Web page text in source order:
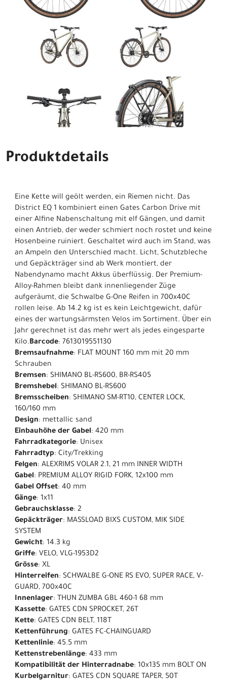
Produktdetails
Eine Kette will geölt werden, ein Riemen nicht. Das
District EQ 1 kombiniert einen Gates Carbon Drive mit
einer Alfine Nabenschaltung mit elf Gängen, und damit
einen Antrieb, der weder schmiert noch rostet und keine
Hosenbeine ruiniert. Geschaltet wird auch im Stand, was
an Ampeln den Unterschied macht. Licht, Schutzbleche
und Gepäckträger sind ab Werk montiert, der
Nabendynamo macht Akkus überflüssig. Der Premium-
Alloy-Rahmen bleibt dank innenliegender Züge
aufgeräumt, die Schwalbe G-One Reifen in 700x40C
rollen leise. Ab 14.2 kg ist es kein Leichtgewicht, dafür
eines der wartungsärmsten Velos im Sortiment. Über ein
Jahr gerechnet ist das mehr wert als jedes eingesparte
Kilo.Barcode: 7613019551130
Bremsaufnahme: FLAT MOUNT 160 mm mit 20 mm
Schrauben
Bremsen: SHIMANO BL-RS600, BR-RS405
Bremshebel: SHIMANO BL-RS600
Bremsscheiben: SHIMANO SM-RT10, CENTER LOCK,
160/160 mm
Design: mettallic sand
Einbauhöhe der Gabel: 420 mm
Fahrradkategorie: Unisex
Fahrradtyp: City/Trekking
Felgen: ALEXRIMS VOLAR 2.1, 21 mm INNER WIDTH
Gabel: PREMIUM ALLOY RIGID FORK, 12x100 mm
Gabel Offset: 40 mm
Gänge: 1x11
Gebrauchsklasse: 2
Gepäckträger: MASSLOAD BIXS CUSTOM, MIK SIDE
SYSTEM
Gewicht: 14.3 kg
Griffe: VELO, VLG-1953D2
Grösse: XL
Hinterreifen: SCHWALBE G-ONE RS EVO, SUPER RACE, V-
GUARD, 700x40C
Innenlager: THUN ZUMBA GBL 460-1 68 mm
Kassette: GATES CDN SPROCKET, 26T
Kette: GATES CDN BELT, 118T
Kettenführung: GATES FC-CHAINGUARD
Kettenlinie: 45.5 mm
Kettenstrebenlänge: 433 mm
Kompatibilität der Hinterradnabe: 10x135 mm BOLT ON
Kurbelgarnitur: GATES CDN SQUARE TAPER, 50T